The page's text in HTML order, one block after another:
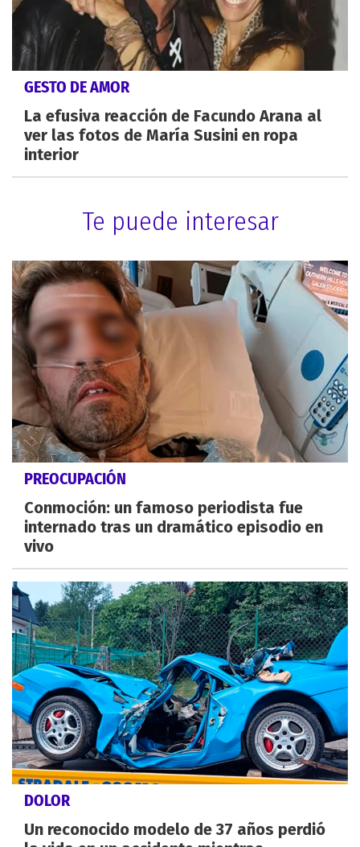
GESTO DE AMOR
La efusiva reacción de Facundo Arana al
ver las fotos de María Susini en ropa
interior
Te puede interesar
PREOCUPACIÓN
Conmoción: un famoso periodista fue
internado tras un dramático episodio en
vivo
DOLOR
Un reconocido modelo de 37 años perdió